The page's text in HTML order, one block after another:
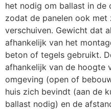
het nodig om ballast in de
zodat de panelen ook
verschuiven. Gewicht dat
afhankelijk van het
beton of tegels gebruikt.
afhankelijk van de hoogte
omgeving (open of
huis zich bevindt (aan de
ballast nodig) en de